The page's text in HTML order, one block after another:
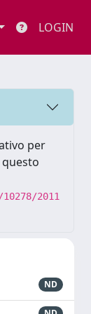
LOGIN
per
2011
ND